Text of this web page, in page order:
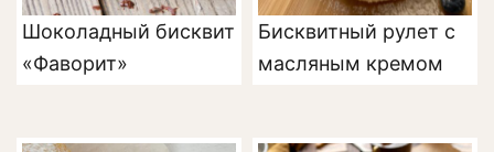
Шоколадный бисквит
«Фаворит»
Бисквитный рулет с
масляным кремом